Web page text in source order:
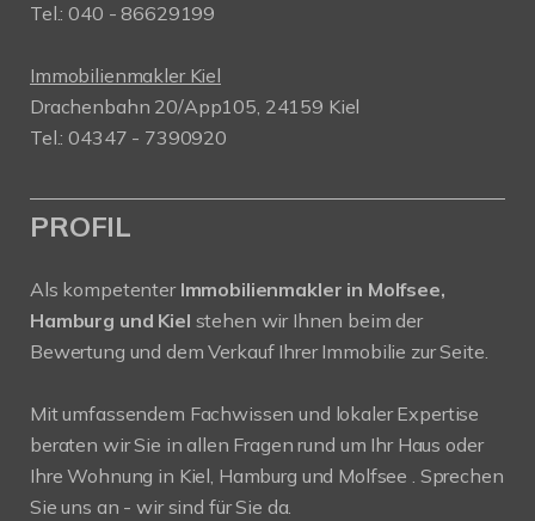
Tel.: 040 - 86629199
Immobilienmakler Kiel
Drachenbahn 20/App105, 24159 Kiel
Tel.: 04347 - 7390920
PROFIL
Als kompetenter Immobilienmakler in Molfsee,
Hamburg und Kiel stehen wir Ihnen beim der
Bewertung und dem Verkauf Ihrer Immobilie zur Seite.
Mit umfassendem Fachwissen und lokaler Expertise
beraten wir Sie in allen Fragen rund um Ihr Haus oder
Ihre Wohnung in Kiel, Hamburg und Molfsee . Sprechen
Sie uns an - wir sind für Sie da.